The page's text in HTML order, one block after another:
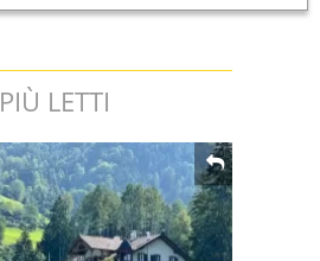
PIÙ LETTI